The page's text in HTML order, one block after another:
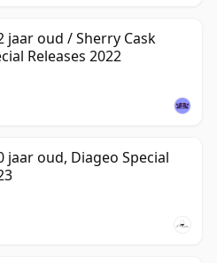
jaar oud / Sherry Cask
Releases 2022
jaar oud, Diageo Special